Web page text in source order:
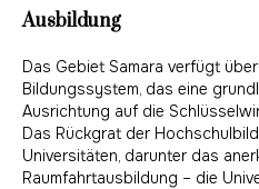
Ausbildung
Das Gebiet Samara verfügt
Bildungssystem, das eine
Ausrichtung auf die
Das Rückgrat der
Universitäten, darunter das
Raumfahrtausbildung – die